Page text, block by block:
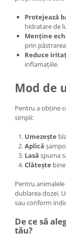
Protejează
hidratare de
Menține
prin
Reduce
inflamațiile.​
Mod de
Pentru a obține
simpli:
Umezește
Aplică
Lasă spuma
Clătește
Pentru
dublarea dozei.
sau conform
De ce să
tău?